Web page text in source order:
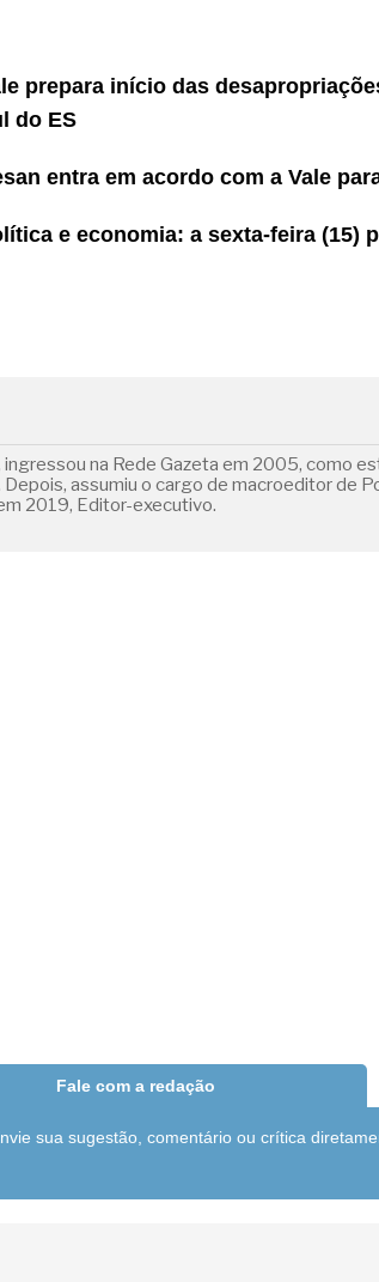
prepara início das
do ES
entra em acordo com a Vale
e economia: a sexta-feira (15)
na Rede Gazeta em 2005, como
assumiu o cargo de macroeditor de
2019, Editor-executivo.
Fale com a redação
sua sugestão, comentário ou crítica